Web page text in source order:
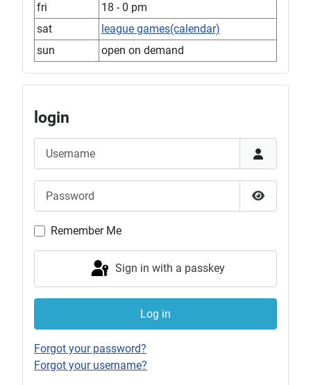
fri
18 - 0 pm
sat
league games(calendar)
sun
open on demand
login
Show
Remember Me
Sign in with a passkey
Log in
Forgot your password?
Forgot your username?